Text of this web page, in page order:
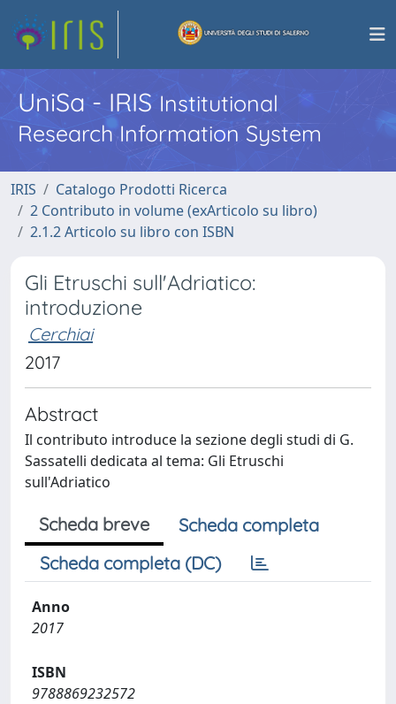
UniSa - IRISInstitutional
Research Information System
IRIS
Catalogo Prodotti Ricerca
2 Contributo in volume (exArticolo su libro)
2.1.2 Articolo su libro con ISBN
Gli Etruschi sull'Adriatico:
introduzione
Cerchiai
2017
Abstract
Il contributo introduce la sezione degli studi di G.
Sassatelli dedicata al tema: Gli Etruschi
sull'Adriatico
Scheda breve
Scheda completa
Scheda completa (DC)
Anno
2017
ISBN
9788869232572